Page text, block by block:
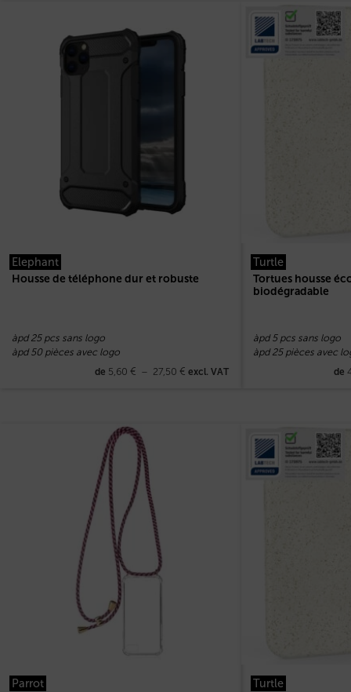
Elephant
Housse de téléphone dur et robuste
àpd 25 pcs sans logo
àpd 50 pièces avec logo
de 5,60 € – 27,50 € excl. VAT
Turtle
Tortues housse
biodégradable
àpd 5 pcs sans logo
àpd 25 pièces avec
de
Parrot Turtle